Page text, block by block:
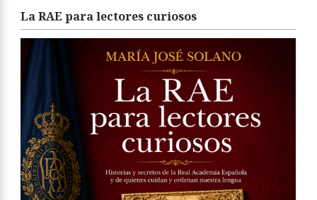
La RAE para lectores curiosos